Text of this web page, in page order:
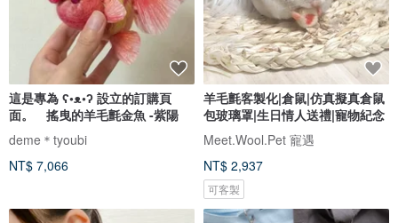
這是專為 ʕ•ᴥ•ʔ 設立的訂購頁
面。 搖曳的羊毛氈金魚 -紫陽
deme＊tyoubi
NT$ 7,066
羊毛氈客製化|倉鼠|仿真擬真倉鼠
包玻璃罩|生日情人送禮|寵物紀念
Meet.Wool.Pet 寵遇
NT$ 2,937
可客製